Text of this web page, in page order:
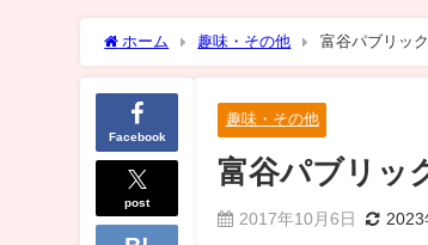
ホーム 趣味・その他 富谷パブリッ
Facebook
post
趣味・その他
富谷パブリッ
2017年10月6日 2023